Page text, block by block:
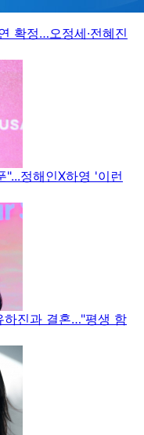
확정…오정세·전혜진
정해인X하영 '이런
하진과 결혼…"평생 함